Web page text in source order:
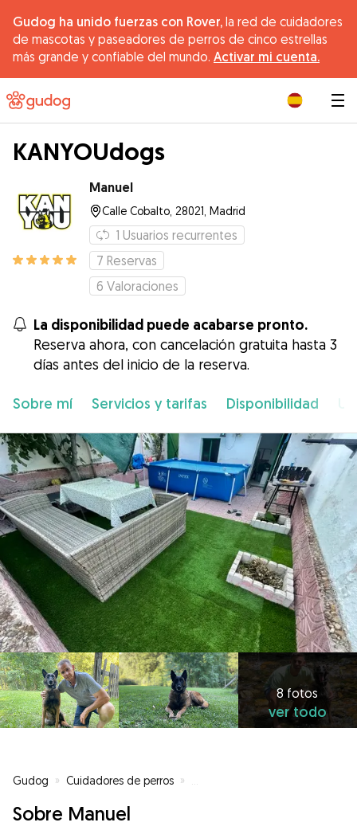
Gudog ha unido fuerzas con Rover, la red de cuidadores
de mascotas y paseadores de perros de cinco estrellas
más grande y confiable del mundo. Activar mi cuenta.
KANYOUdogs
Manuel
Calle Cobalto, 28021, Madrid
1 Usuarios recurrentes
7 Reservas
6 Valoraciones
La disponibilidad puede acabarse pronto.
Reserva ahora, con cancelación gratuita hasta 3
días antes del inicio de la reserva.
Sobre mí Servicios y tarifas Disponibilidad
8 fotos
ver todo
Gudog » Cuidadores de perros »
Sobre Manuel